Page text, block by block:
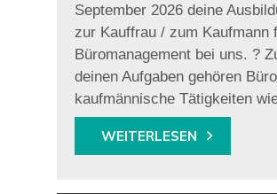
September 2026 deine
zur Kauffrau / zum Kaufmann
Büromanagement bei uns. ?
deinen Aufgaben gehören
kaufmännische Tätigkeiten
WEITERLESEN